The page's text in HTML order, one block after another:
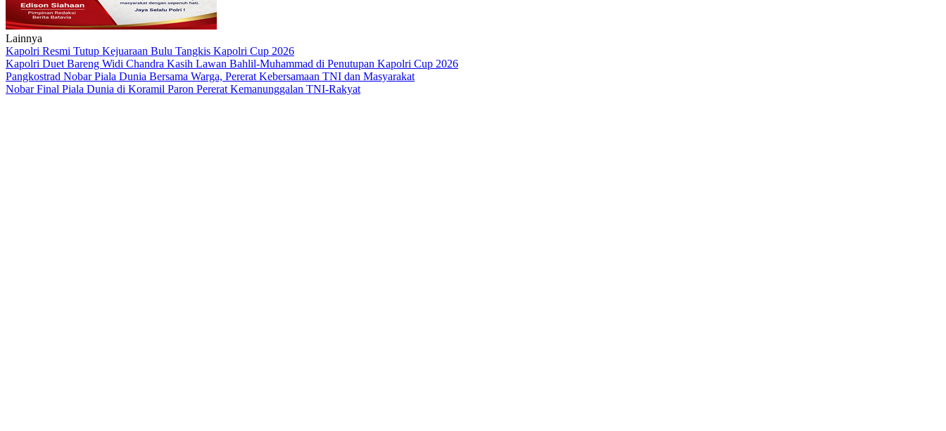
Lainnya
Kapolri Resmi Tutup Kejuaraan Bulu Tangkis Kapolri Cup 2026
Kapolri Duet Bareng Widi Chandra Kasih Lawan Bahlil-Muhammad di Penutupan Kapolri Cup 2026
Pangkostrad Nobar Piala Dunia Bersama Warga, Pererat Kebersamaan TNI dan Masyarakat
Nobar Final Piala Dunia di Koramil Paron Pererat Kemanunggalan TNI-Rakyat